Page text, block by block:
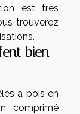
est très
trouverez
bien
à bois en
comprimé